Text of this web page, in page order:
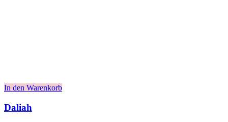
In den Warenkorb
Daliah